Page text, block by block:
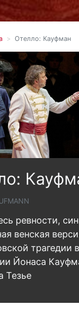
Отелло: Кауфман
ревности,
венская
трагедии в
Йонаса
Тезье